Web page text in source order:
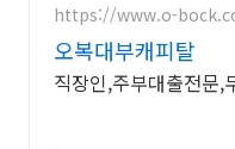
https://www.o-
오복대부캐피탈
직장인,주부대출전문,